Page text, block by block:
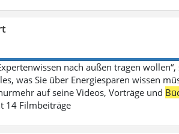
nach außen tragen
was Sie über Energiesparen wissen
auf seine Videos, Vorträge und
14 Filmbeiträge